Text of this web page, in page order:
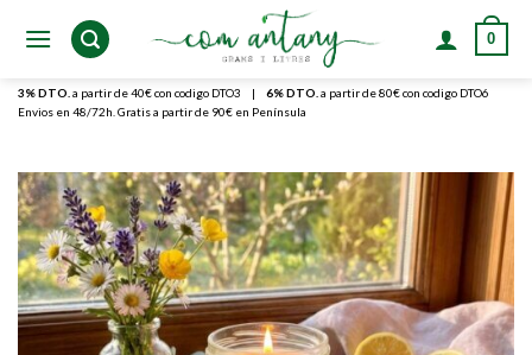
0
3% DTO. a partir de 40€ con codigo DTO3 | 6% DTO. a partir de 80€ con codigo DTO6
Envios en 48/72h. Gratis a partir de 90€ en Península